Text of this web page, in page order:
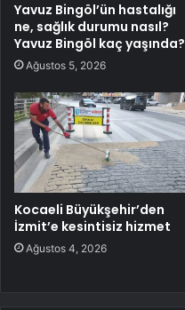
Yavuz Bingöl’ün hastalığı
ne, sağlık durumu nasıl?
Yavuz Bingöl kaç yaşında?
Ağustos 5, 2026
Kocaeli Büyükşehir’den
İzmit’e kesintisiz hizmet
Ağustos 4, 2026